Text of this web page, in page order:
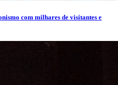
com milhares de visitantes e